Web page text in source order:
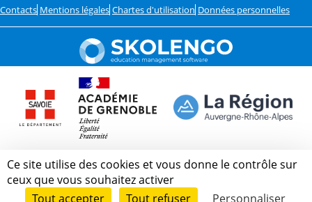
Contacts Mentions légales Chartes d'utilisation Données personnelles
Ce site utilise des cookies et vous donne le contrôle sur
ceux que vous souhaitez activer
Tout accepter
Tout refuser Personnaliser